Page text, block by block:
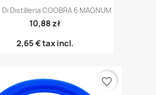
Distilleria COOBRA 6 MAGNUM
10,88 zł
2,65 €tax incl.
favorite_border